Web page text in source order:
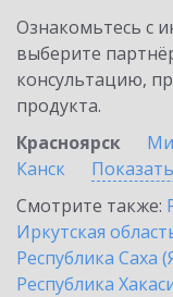
Ознакомьтесь с
выберите
консультацию,
продукта.
Красноярск
Канск
Смотрите также:
Иркутская
Республика Саха
Республика